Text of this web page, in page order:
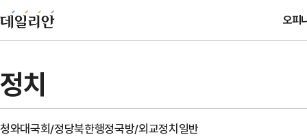
오피
정치
청와대국회/정당북한행정국방/외교정치일반